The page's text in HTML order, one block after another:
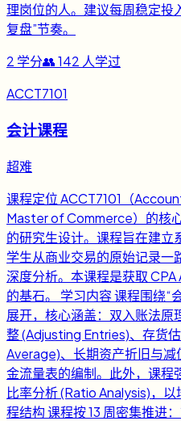
理岗位的人。建议每周稳定
复盘”节奏。
2 学分👥142 人学过
ACCT7101
会计课程
超难
课程定位 ACCT7101（
Master of Commerce）的核
的研究生设计。课程旨在建立
学生从商业交易的原始记录一
深度分析。本课程是获取
的基石。 学习内容 课程围绕“
展开，核心涵盖：双入账法原
整 (Adjusting Entries)、存货
Average)、长期资产折旧与
金流量表的编制。此外，课程
比率分析 (Ratio Analysis)，
程结构 课程按 13 周密集推进